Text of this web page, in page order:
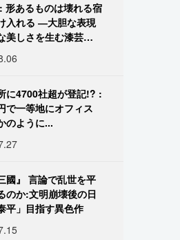
形あるものは壊れる宿
入れる ―大胆な表現
美しさを生む漆芸修
に4700社超が登記!? :
で一等地にオフィス
のように...
國』 言論で乱世を平
のか:文明崩壊後の日
平」目指す異色作